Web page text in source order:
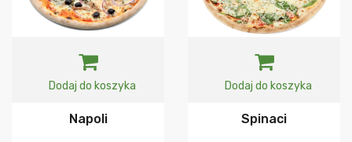
Dodaj do koszyka
Napoli
Dodaj do koszyka
Spinaci